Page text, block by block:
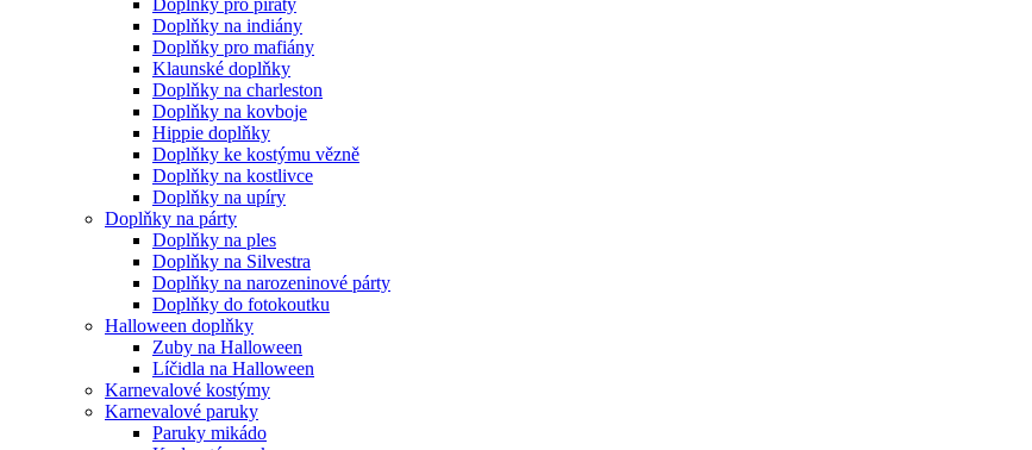
Doplňky na indiány
Doplňky pro mafiány
Klaunské doplňky
Doplňky na charleston
Doplňky na kovboje
Hippie doplňky
Doplňky ke kostýmu vězně
Doplňky na kostlivce
Doplňky na upíry
Doplňky na párty
Doplňky na ples
Doplňky na Silvestra
Doplňky na narozeninové párty
Doplňky do fotokoutku
Halloween doplňky
Zuby na Halloween
Líčidla na Halloween
Karnevalové kostýmy
Karnevalové paruky
Paruky mikádo